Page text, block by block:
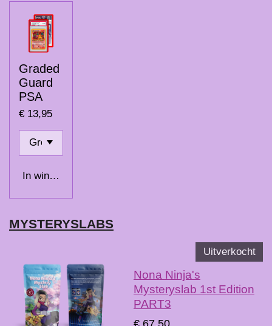
Graded
Guard
PSA
€ 13,95
In winkelwagen
MYSTERYSLABS
Uitverkocht
Nona Ninja's
Mysteryslab 1st Edition
PART3